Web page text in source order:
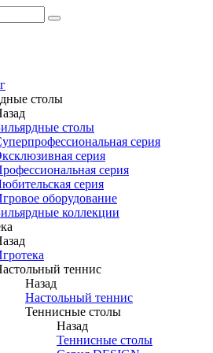
столы
столы
серия
серия
серия
серия
оборудование
коллекции
теннис
Назад
Настольный теннис
Теннисные столы
Назад
Теннисные столы